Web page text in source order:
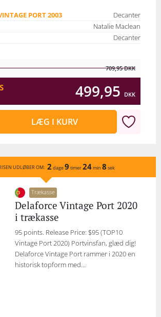
PORT 2003
Decanter
Natalie Maclean
Decanter
709,95DKK
499,95 DKK
LÆG I KURV
UDLØBER OM: 2 dage9 timer24min 8 sek
Trækasse
Delaforce Vintage Port 2020
i trækasse
95 points. Release Price: $95 (TOP10
Vintage Port 2020) Portvinsfan, glæd dig!
Delaforce Vintage Port rammer i 2020 en
historisk topform med...